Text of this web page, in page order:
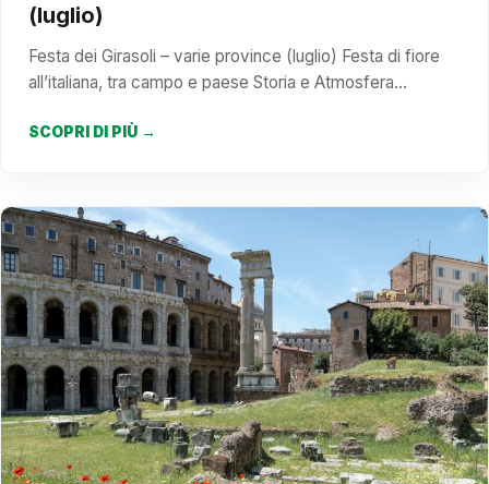
(luglio)
Festa dei Girasoli – varie province (luglio) Festa di fiore
all’italiana, tra campo e paese Storia e Atmosfera…
SCOPRI DI PIÙ →